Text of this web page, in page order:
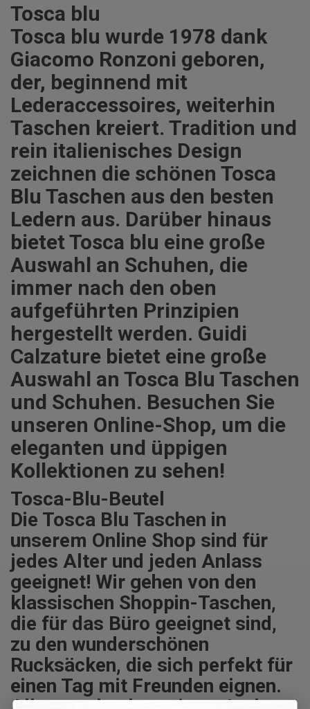
Tosca blu
Tosca blu wurde 1978 dank
Giacomo Ronzoni geboren,
der, beginnend mit
Lederaccessoires, weiterhin
Taschen kreiert. Tradition und
rein italienisches Design
zeichnen die schönen Tosca
Blu Taschen aus den besten
Ledern aus. Darüber hinaus
bietet Tosca blu eine große
Auswahl an Schuhen, die
immer nach den oben
aufgeführten Prinzipien
hergestellt werden. Guidi
Calzature bietet eine große
Auswahl an Tosca Blu Taschen
und Schuhen. Besuchen Sie
unseren Online-Shop, um die
eleganten und üppigen
Kollektionen zu sehen!
Tosca-Blu-Beutel
Die Tosca Blu Taschen in
unserem Online Shop sind für
jedes Alter und jeden Anlass
geeignet! Wir gehen von den
klassischen Shoppin-Taschen,
die für das Büro geeignet sind,
zu den wunderschönen
Rucksäcken, die sich perfekt für
einen Tag mit Freunden eignen.